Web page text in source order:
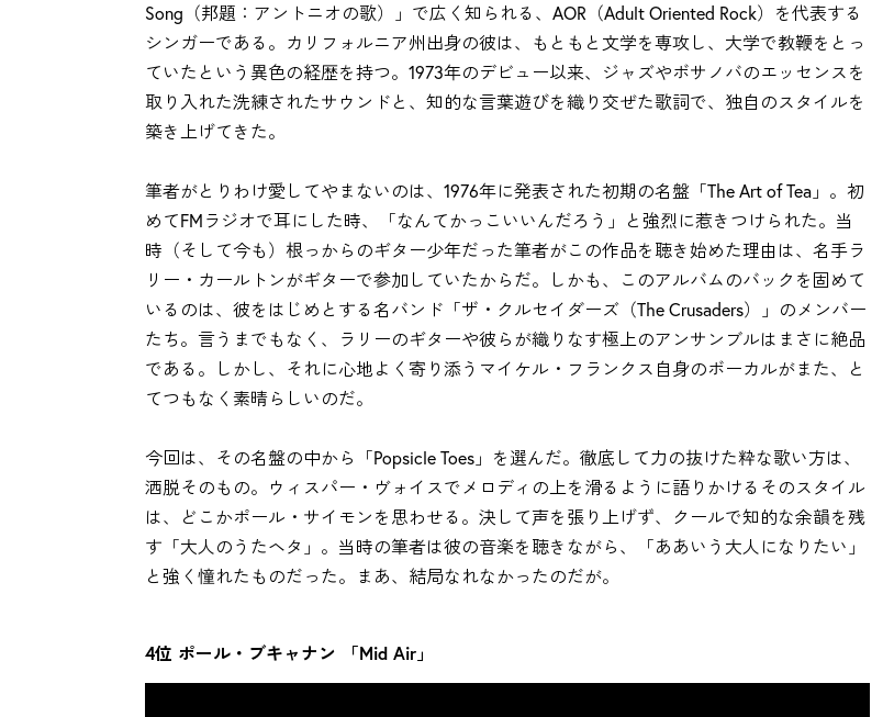
Song（邦題：アントニオの歌）」で広く知られる、AOR（Adult Oriented Rock）を代表する
シンガーである。カリフォルニア州出身の彼は、もともと文学を専攻し、大学で教鞭をとっ
ていたという異色の経歴を持つ。1973年のデビュー以来、ジャズやボサノバのエッセンスを
取り入れた洗練されたサウンドと、知的な言葉遊びを織り交ぜた歌詞で、独自のスタイルを
築き上げてきた。
筆者がとりわけ愛してやまないのは、1976年に発表された初期の名盤「The Art of Tea」。初
めてFMラジオで耳にした時、「なんてかっこいいんだろう」と強烈に惹きつけられた。当
時（そして今も）根っからのギター少年だった筆者がこの作品を聴き始めた理由は、名手ラ
リー・カールトンがギターで参加していたからだ。しかも、このアルバムのバックを固めて
いるのは、彼をはじめとする名バンド「ザ・クルセイダーズ（The Crusaders）」のメンバー
たち。言うまでもなく、ラリーのギターや彼らが織りなす極上のアンサンブルはまさに絶品
である。しかし、それに心地よく寄り添うマイケル・フランクス自身のボーカルがまた、と
てつもなく素晴らしいのだ。
今回は、その名盤の中から「Popsicle Toes」を選んだ。徹底して力の抜けた粋な歌い方は、
洒脱そのもの。ウィスパー・ヴォイスでメロディの上を滑るように語りかけるそのスタイル
は、どこかポール・サイモンを思わせる。決して声を張り上げず、クールで知的な余韻を残
す「大人のうたヘタ」。当時の筆者は彼の音楽を聴きながら、「ああいう大人になりたい」
と強く憧れたものだった。まあ、結局なれなかったのだが。
4位 ポール・ブキャナン 「Mid Air」